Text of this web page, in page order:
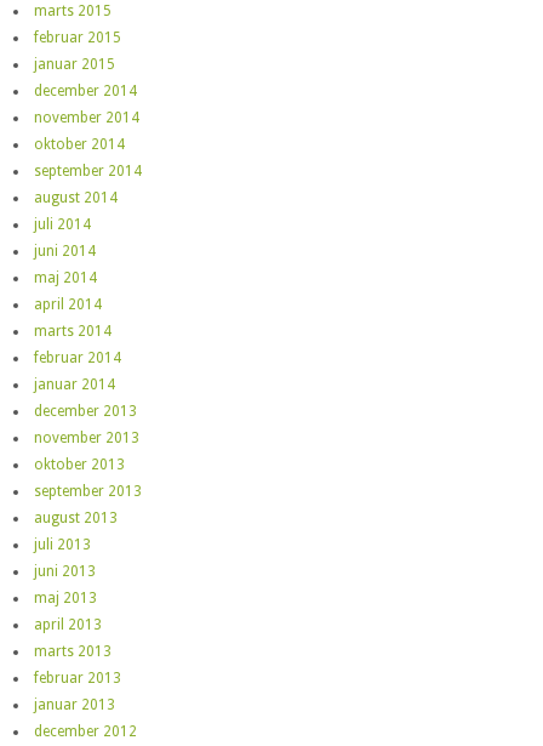
marts 2015
februar 2015
januar 2015
december 2014
november 2014
oktober 2014
september 2014
august 2014
juli 2014
juni 2014
maj 2014
april 2014
marts 2014
februar 2014
januar 2014
december 2013
november 2013
oktober 2013
september 2013
august 2013
juli 2013
juni 2013
maj 2013
april 2013
marts 2013
februar 2013
januar 2013
december 2012